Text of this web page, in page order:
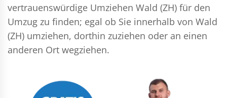
vertrauenswürdige Umziehen Wald (ZH) für den
Umzug zu finden; egal ob Sie innerhalb von Wald
(ZH) umziehen, dorthin zuziehen oder an einen
anderen Ort wegziehen.